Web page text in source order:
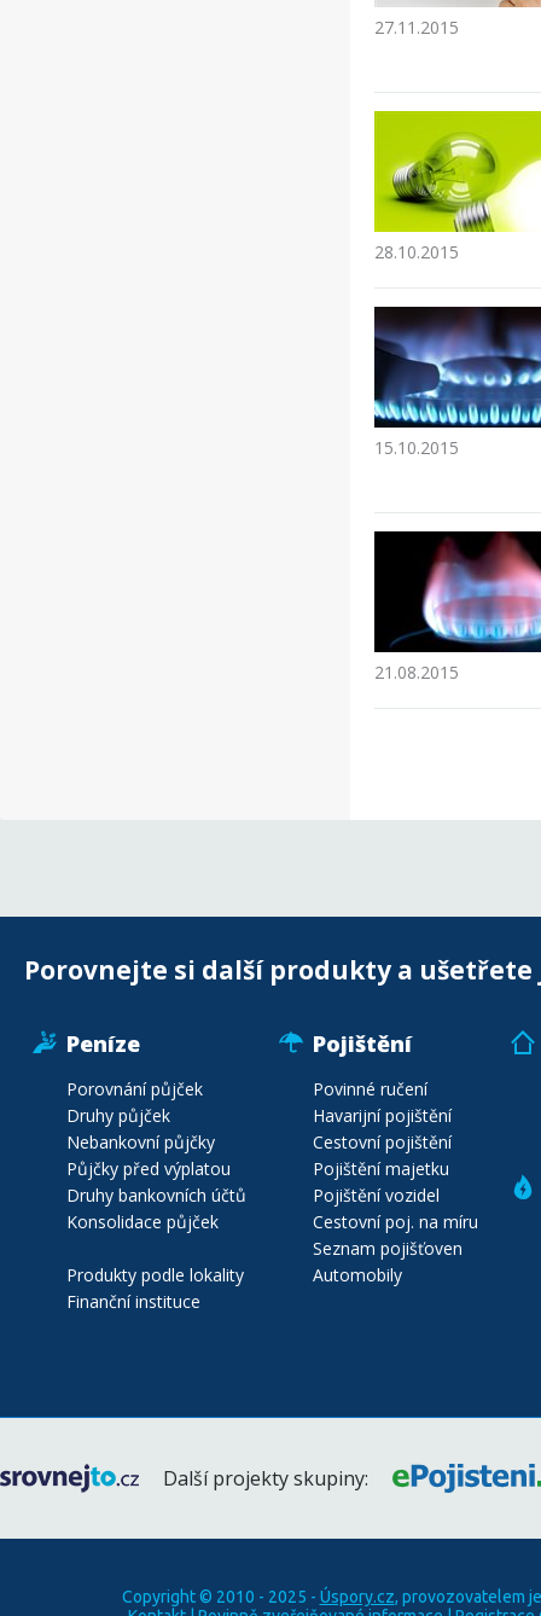
27.11.2015
28.10.2015
15.10.2015
21.08.2015
Porovnejte si další produkty a ušetřete
Peníze
Porovnání půjček
Druhy půjček
Nebankovní půjčky
Půjčky před výplatou
Druhy bankovních účtů
Konsolidace půjček
Produkty podle lokality
Finanční instituce
Pojištění
Povinné ručení
Havarijní pojištění
Cestovní pojištění
Pojištění majetku
Pojištění vozidel
Cestovní poj. na míru
Seznam pojišťoven
Automobily
Další projekty skupiny:
Copyright © 2010 - 2025 - Úspory.cz, provozovatelem